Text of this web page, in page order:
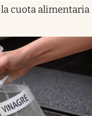
la cuota alimentaria